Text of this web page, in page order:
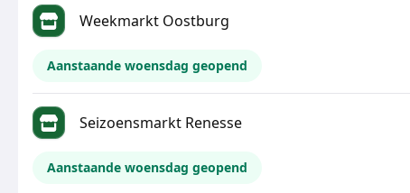
Weekmarkt Oostburg
Aanstaande woensdag geopend
Seizoensmarkt Renesse
Aanstaande woensdag geopend